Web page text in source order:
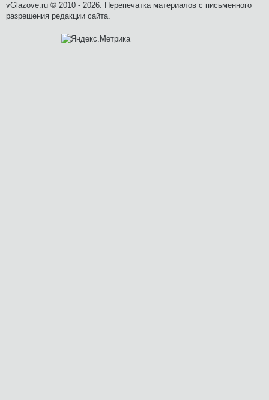
vGlazove.ru © 2010 - 2026. Перепечатка материалов с письменного
разрешения редакции сайта.